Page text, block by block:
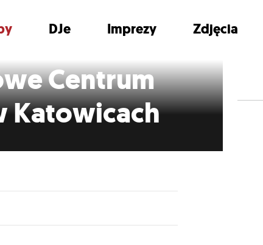
DJe Imprezy Zdjęcia
Centrum
Katowicach